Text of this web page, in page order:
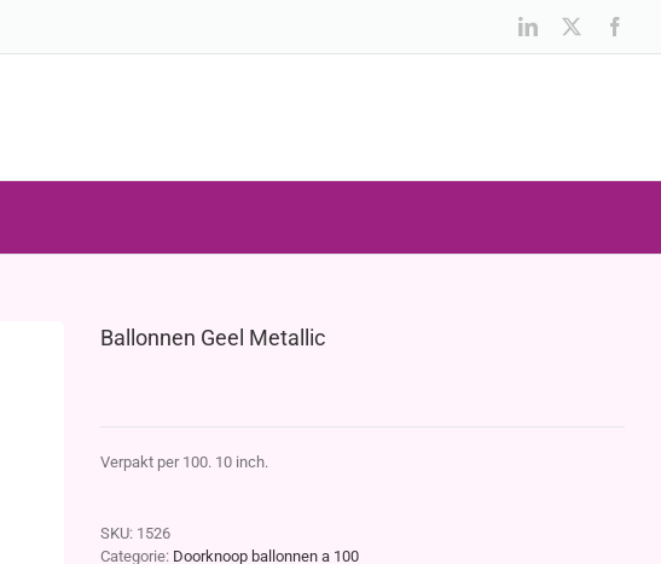
LinkedIn
Ballonnen Geel Metallic
Verpakt per 100. 10 inch.
SKU: 1526
Categorie: Doorknoop ballonnen a 100